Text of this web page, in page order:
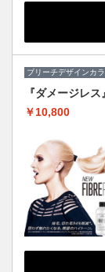
ブリーチデザインカ
『ダメージレ
￥10,800